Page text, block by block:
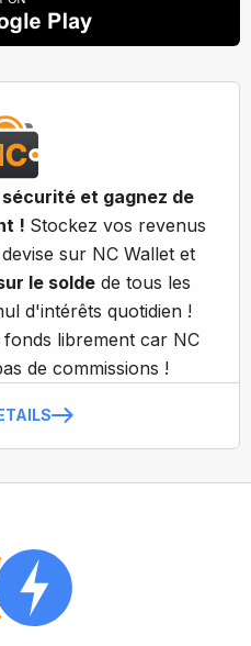
et gagnez de
! Stockez vos revenus
sur NC Wallet et
le soldede tous les
d'intérêts quotidien !
librement car NC
de commissions !